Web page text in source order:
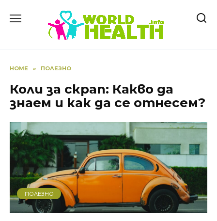
HOME » ПОЛЕЗНО
Коли за скрап: Какво да
знаем и как да се отнесем?
ПОЛЕЗНО